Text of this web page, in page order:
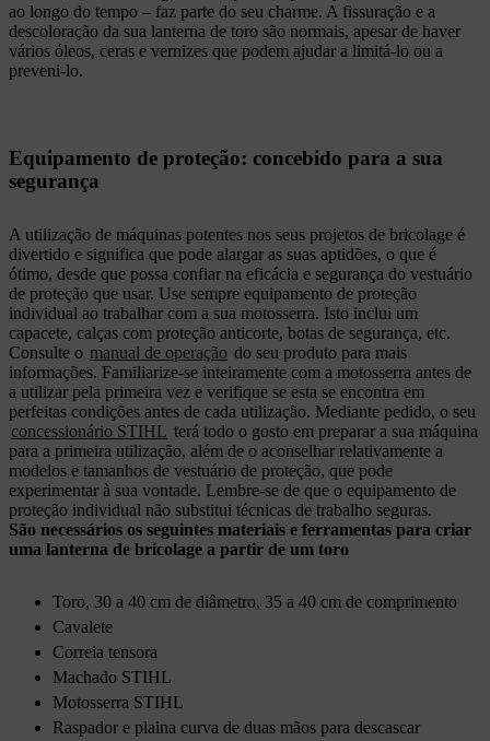
ao longo do tempo – faz parte do seu charme. A fissuração e a
descoloração da sua lanterna de toro são normais, apesar de haver
vários óleos, ceras e vernizes que podem ajudar a limitá-lo ou a
preveni-lo.
Equipamento de proteção: concebido para a sua
segurança
A utilização de máquinas potentes nos seus projetos de bricolage é
divertido e significa que pode alargar as suas aptidões, o que é
ótimo, desde que possa confiar na eficácia e segurança do vestuário
de proteção que usar. Use sempre equipamento de proteção
individual ao trabalhar com a sua motosserra. Isto inclui um
capacete, calças com proteção anticorte, botas de segurança, etc.
Consulte o manual de operação do seu produto para mais
informações. Familiarize-se inteiramente com a motosserra antes de
a utilizar pela primeira vez e verifique se esta se encontra em
perfeitas condições antes de cada utilização. Mediante pedido, o seu
concessionário STIHL terá todo o gosto em preparar a sua máquina
para a primeira utilização, além de o aconselhar relativamente a
modelos e tamanhos de vestuário de proteção, que pode
experimentar à sua vontade. Lembre-se de que o equipamento de
proteção individual não substitui técnicas de trabalho seguras.
São necessários os seguintes materiais e ferramentas para criar
uma lanterna de bricolage a partir de um toro
Toro, 30 a 40 cm de diâmetro, 35 a 40 cm de comprimento
Cavalete
Correia tensora
Machado STIHL
Motosserra STIHL
Raspador e plaina curva de duas mãos para descascar